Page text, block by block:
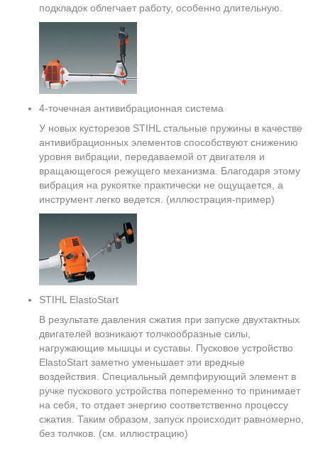
подкладок облегчает работу, особенно длительную.
4-точечная антивибрационная система
У новых кусторезов STIHL стальные пружины в качестве
антивибрационных элементов способствуют снижению
уровня вибрации, передаваемой от двигателя и
вращающегося режущего механизма. Благодаря этому
вибрация на рукоятке практически не ощущается, а
инструмент легко ведется. (иллюстрация-пример)
STIHL ElastoStart
В результате давления сжатия при запуске двухтактных
двигателей возникают толчкообразные силы,
нагружающие мышцы и суставы. Пусковое устройство
ElastoStart заметно уменьшает эти вредные
воздействия. Специальный демпфирующий элемент в
ручке пускового устройства попеременно то принимает
на себя, то отдает энергию соответственно процессу
сжатия. Таким образом, запуск происходит равномерно,
без толчков. (см. иллюстрацию)